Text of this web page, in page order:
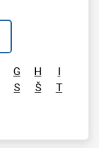
G H
I
S Š
T